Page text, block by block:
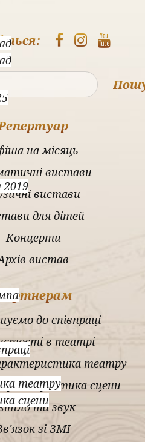
театру
сцени
на місяць
вистави
вистави
для дітей
Концерти
вистав
до співпраці
в театрі
театру
сцени
та звук
зі ЗМІ